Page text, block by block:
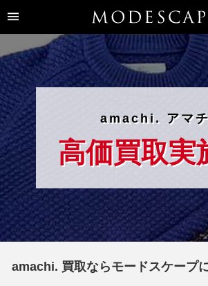
amachi. アマチ
高価買取実
amachi. 買取ならモードスケープ